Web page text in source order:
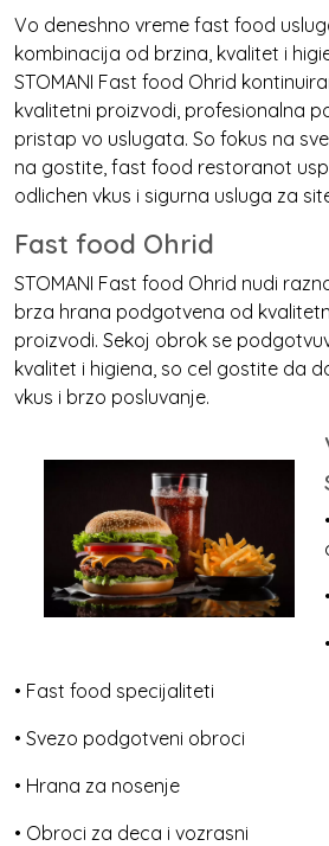
Vo deneshno vreme fast food
kombinacija od brzina, kvalitet i
STOMANI Fast food Ohrid
kvalitetni proizvodi, profesionalna
pristap vo uslugata. So fokus na
na gostite, fast food restoranot
odlichen vkus i sigurna usluga za
Fast food Ohrid
STOMANI Fast food Ohrid nudi
brza hrana podgotvena od
proizvodi. Sekoj obrok se
kvalitet i higiena, so cel gostite da
vkus i brzo posluvanje.
• Fast food specijaliteti
• Svezo podgotveni obroci
• Hrana za nosenje
• Obroci za deca i vozrasni